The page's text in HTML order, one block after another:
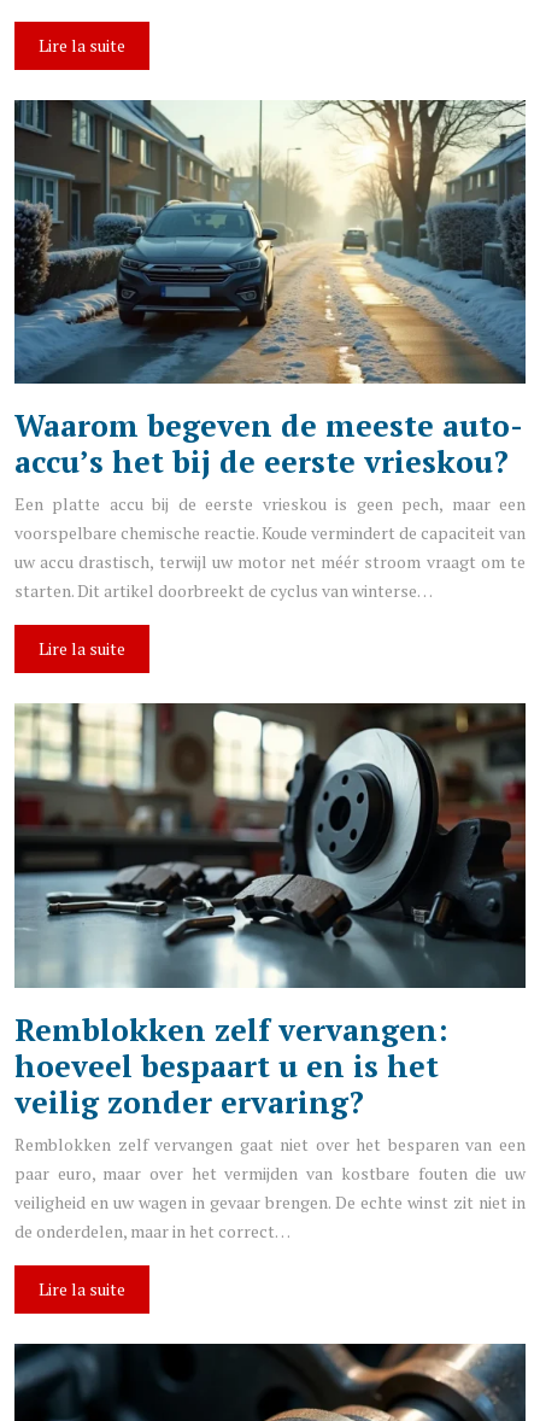
Lire la suite
Waarom begeven de meeste auto-
accu’s het bij de eerste vrieskou?
Een platte accu bij de eerste vrieskou is geen pech, maar een
voorspelbare chemische reactie. Koude vermindert de capaciteit van
uw accu drastisch, terwijl uw motor net méér stroom vraagt om te
starten. Dit artikel doorbreekt de cyclus van winterse…
Lire la suite
Remblokken zelf vervangen:
hoeveel bespaart u en is het
veilig zonder ervaring?
Remblokken zelf vervangen gaat niet over het besparen van een
paar euro, maar over het vermijden van kostbare fouten die uw
veiligheid en uw wagen in gevaar brengen. De echte winst zit niet in
de onderdelen, maar in het correct…
Lire la suite